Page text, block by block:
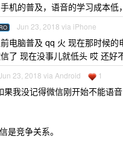
机的普及，语音的学习成本低
Jun 23, 2018 via iPhone
电脑普及 qq 火 现在那时候的
了 现在没事儿就低头 哎 还好
23, 2018 via Android 1
果我没记得微信刚开始不能语
是竞争关系。